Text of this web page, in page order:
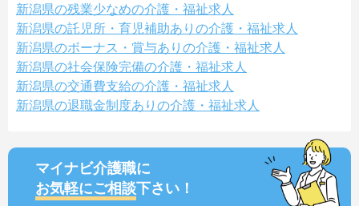
新潟県の残業少なめの介護・福祉求人
新潟県の託児所・育児補助ありの介護・福祉求人
新潟県のボーナス・賞与ありの介護・福祉求人
新潟県の社会保険完備の介護・福祉求人
新潟県の交通費支給の介護・福祉求人
新潟県の退職金制度ありの介護・福祉求人
マイナビ介護職に
お気軽にご相談下さい！